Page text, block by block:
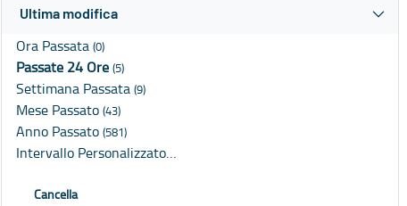
Ultima modifica
Ora Passata (0)
Passate 24 Ore (5)
Settimana Passata (9)
Mese Passato (43)
Anno Passato (581)
Intervallo Personalizzato…
Cancella